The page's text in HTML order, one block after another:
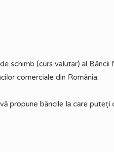
schimb (curs valutar) al Băncii
comerciale din România.
propune băncile la care puteți